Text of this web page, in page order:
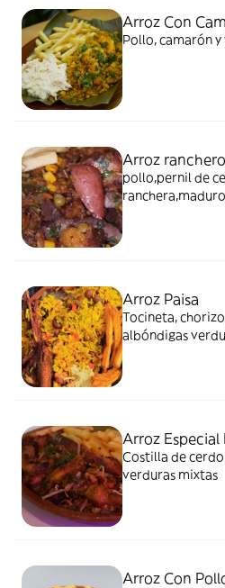
Arroz Con
Pollo, camarón
Arroz ranchero
pollo,pernil de
Arroz Paisa
Tocineta,
albóndigas
Arroz Especial
Costilla de
verduras mixtas
Arroz Con